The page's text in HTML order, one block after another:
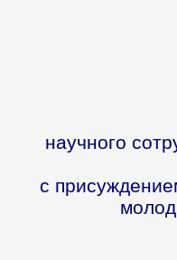
научного
с